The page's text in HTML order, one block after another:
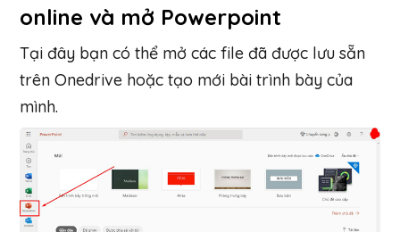
online và mở Powerpoint
Tại đây bạn có thể mở các file đã được lưu sẵn
trên Onedrive hoặc tạo mới bài trình bày của
mình.